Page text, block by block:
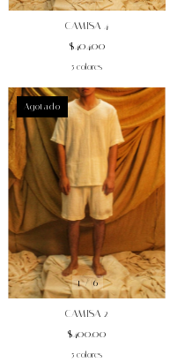
CAMISA 4
$404.00
5 colores
1/6
Agotado
CAMISA 2
$400.00
5 colores